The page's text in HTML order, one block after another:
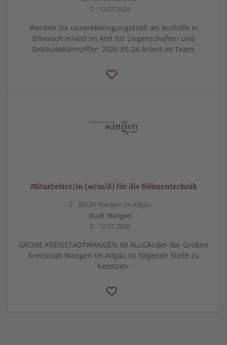
13.07.2026
Werden Sie unsereReinigungskraft als Aushilfe in
Biberach m/w/d im Amt für Liegenschaften und
GebäudeKennziffer: 2026-85-24 Arbeit im Team.
Mitarbeiter/in (w/m/d) für die Bühnentechnik
88239 Wangen im Allgäu
Stadt Wangen
12.07.2026
GROẞE KREISSTADTWANGEN IM ALLGÄUBei der Großen
Kreisstadt Wangen im Allgäu ist folgende Stelle zu
besetzen: